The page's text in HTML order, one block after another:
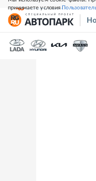
принимаете условия
СВЕЖИЙ НОМЕР